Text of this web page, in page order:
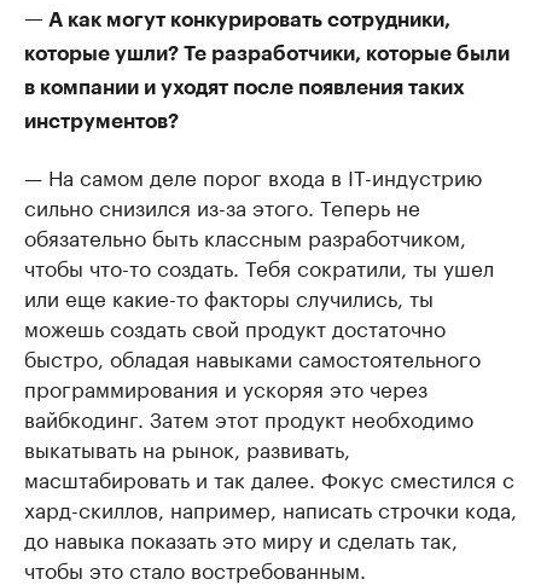
— А как могут конкурировать сотрудники,
которые ушли? Те разработчики, которые были
в компании и уходят после появления таких
инструментов?
— На самом деле порог входа в IT-индустрию
сильно снизился из-за этого. Теперь не
обязательно быть классным разработчиком,
чтобы что-то создать. Тебя сократили, ты ушел
или еще какие-то факторы случились, ты
можешь создать свой продукт достаточно
быстро, обладая навыками самостоятельного
программирования и ускоряя это через
вайбкодинг. Затем этот продукт необходимо
выкатывать на рынок, развивать,
масштабировать и так далее. Фокус сместился с
хард-скиллов, например, написать строчки кода,
до навыка показать это миру и сделать так,
чтобы это стало востребованным.